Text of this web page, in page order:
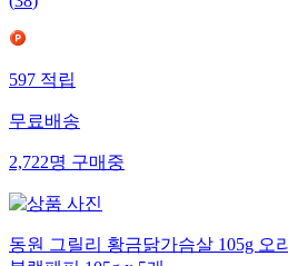
(38)
597적립
무료배송
2,722명구매중
동원 그릴리 황금닭가슴살 105g 오